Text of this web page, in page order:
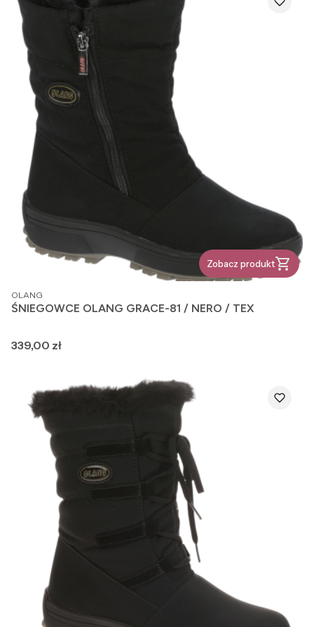
Zobacz produkt
PRODUCENT
OLANG
ŚNIEGOWCE OLANG GRACE-81 / NERO / TEX
Cena
339,00 zł